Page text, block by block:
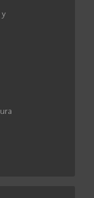
y